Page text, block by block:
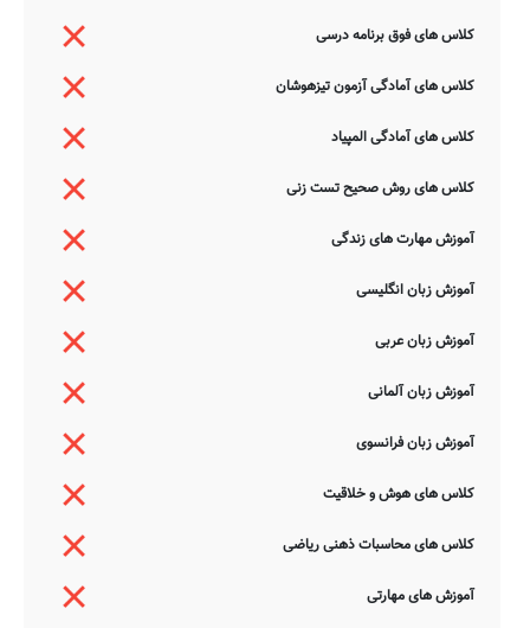
کلاس های فوق برنامه درسی
کلاس های آمادگی آزمون تیزهوشان
کلاس های آمادگی المپیاد
کلاس های روش صحیح تست زنی
آموزش مهارت های زندگی
آموزش زبان انگلیسی
آموزش زبان عربی
آموزش زبان آلمانی
آموزش زبان فرانسوی
کلاس های هوش و خلاقیت
کلاس های محاسبات ذهنی ریاضی
آموزش های مهارتی